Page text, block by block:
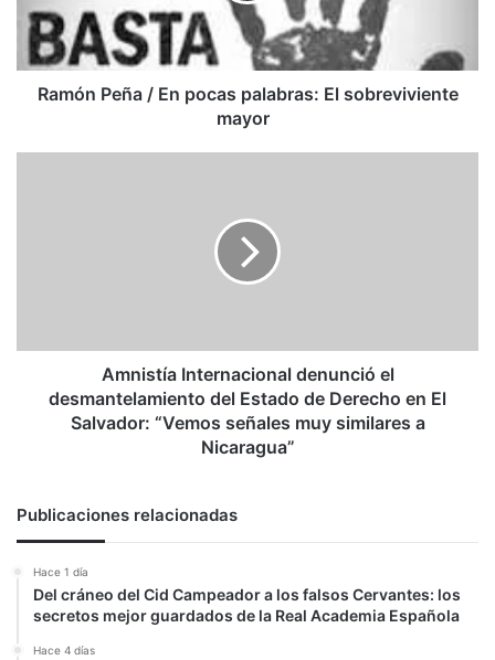
sobreviviente
mayor
Ramón Peña / En pocas palabras: El sobreviviente
mayor
Derecho
Salvador:
similares
Amnistía Internacional denunció el
desmantelamiento del Estado de Derecho en El
Salvador: “Vemos señales muy similares a
Nicaragua”
Publicaciones relacionadas
Hace 1 día
Del cráneo del Cid Campeador a los falsos Cervantes: los
secretos mejor guardados de la Real Academia Española
Hace 4 días